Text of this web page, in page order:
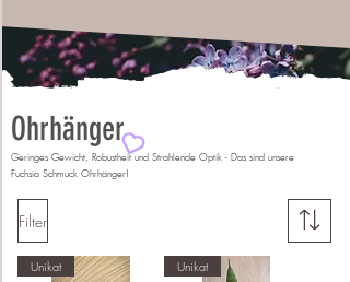
Ohrhänger
Geringes Gewicht, Robustheit und Strahlende Optik - Das sind unsere
Fuchsia Schmuck Ohrhänger!
Filter
Unikat Unikat